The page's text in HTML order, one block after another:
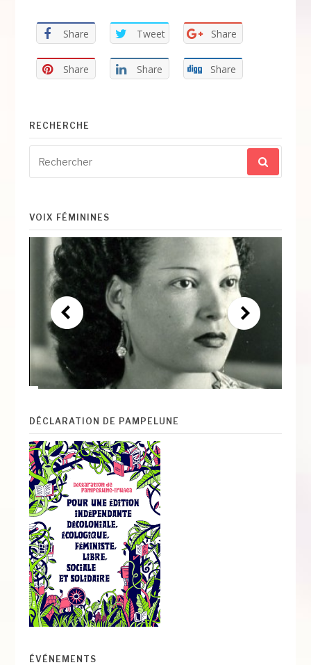
Share Tweet Share
Share Share Share
RECHERCHE
pour
:
VOIX FÉMININES
DÉCLARATION DE PAMPELUNE
ÉVÉNEMENTS